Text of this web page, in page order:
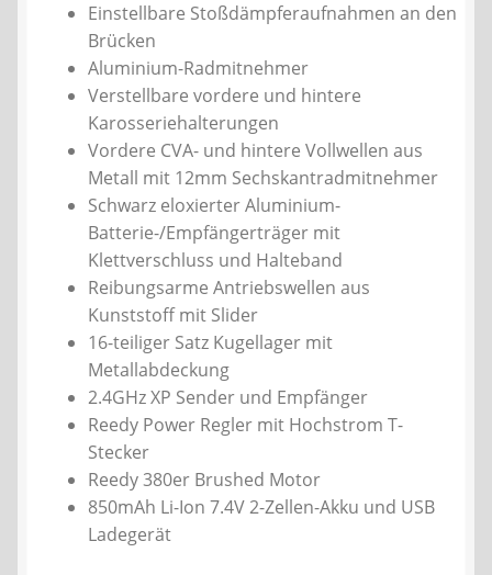
Einstellbare Stoßdämpferaufnahmen an den
Brücken
Aluminium-Radmitnehmer
Verstellbare vordere und hintere
Karosseriehalterungen
Vordere CVA- und hintere Vollwellen aus
Metall mit 12mm Sechskantradmitnehmer
Schwarz eloxierter Aluminium-
Batterie-/Empfängerträger mit
Klettverschluss und Halteband
Reibungsarme Antriebswellen aus
Kunststoff mit Slider
16-teiliger Satz Kugellager mit
Metallabdeckung
2.4GHz XP Sender und Empfänger
Reedy Power Regler mit Hochstrom T-
Stecker
Reedy 380er Brushed Motor
850mAh Li-Ion 7.4V 2-Zellen-Akku und USB
Ladegerät